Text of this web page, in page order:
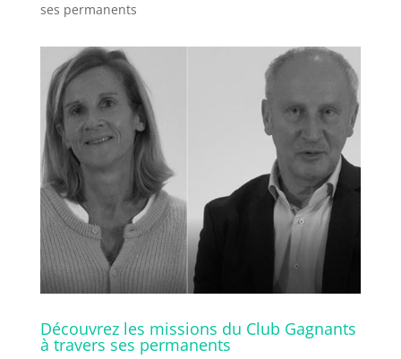
ses permanents
Découvrez les missions du Club Gagnants
à travers ses permanents